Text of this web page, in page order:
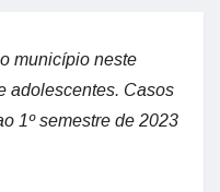
município neste
adolescentes. Casos
1º semestre de 2023